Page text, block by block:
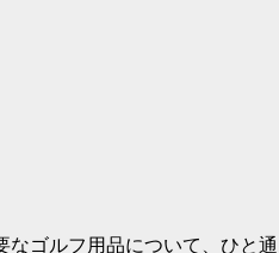
ゴルフ用品について、ひと通